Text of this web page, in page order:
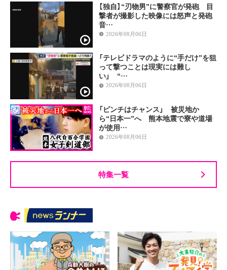
【独自】“刃物男”に警察官が発砲 目
撃者が撮影した映像には怒声と発砲
音…
2026年08月06日
「テレビドラマのように“手だけ”を狙
って撃つことは現実には難し
い」 “…
2026年08月06日
「ピンチはチャンス」 被災地か
ら“日本一”へ 熊本地震で寮や道場
が使用…
2026年08月06日
特集一覧